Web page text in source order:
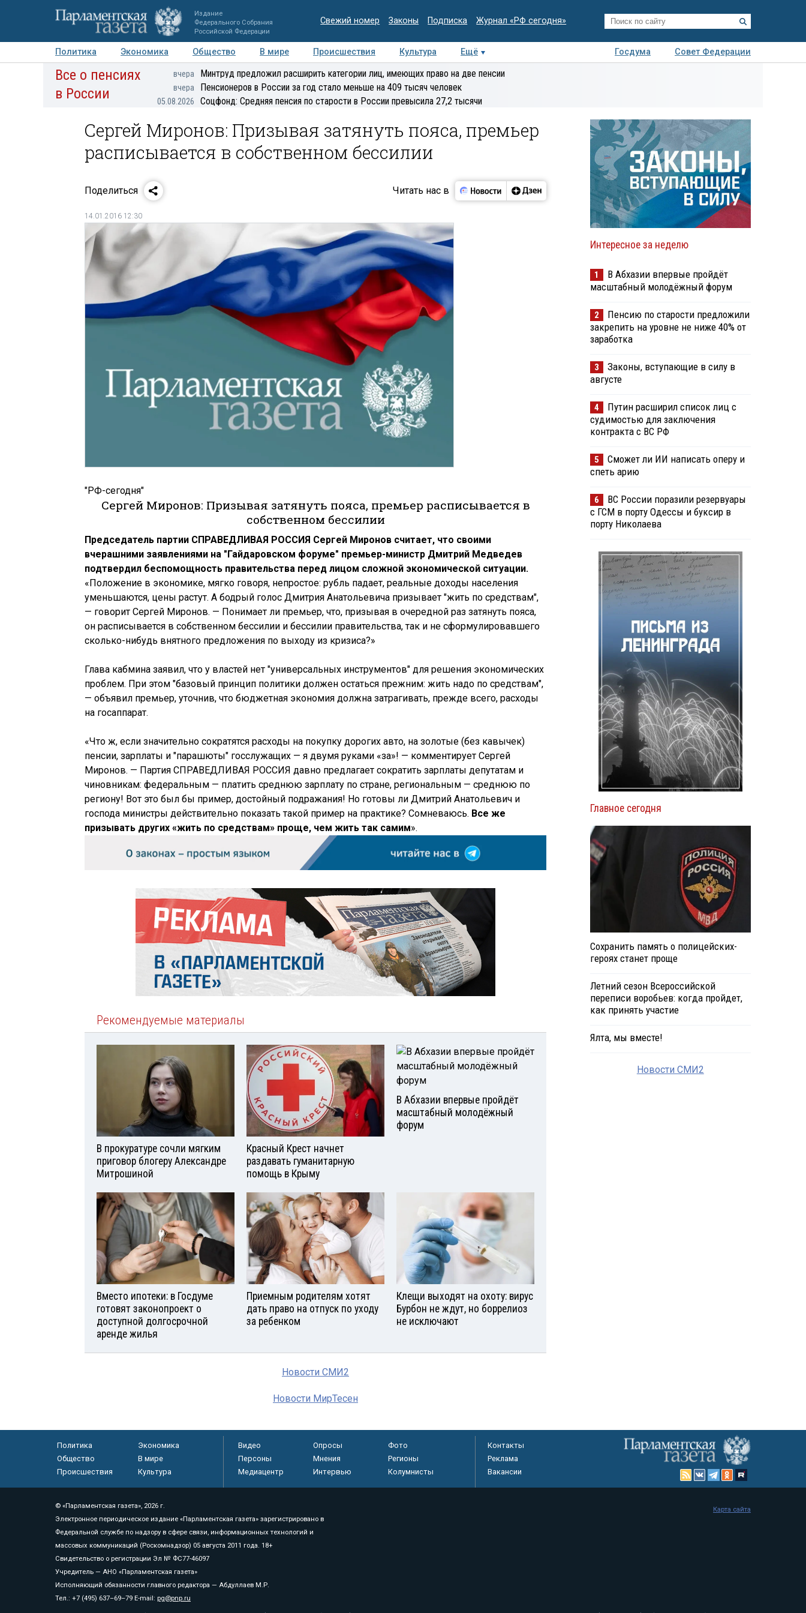
Издание
Федерального Собрания
Российской Федерации
Свежий номер Законы Подписка Журнал «РФ сегодня»
Политика Экономика Общество В мире Происшествия Культура Ещё Госдума
Совет Федерации
Авторы Персоны Мнения Регионы Медиацентр Интервью Колумнисты
Деловая
Все о пенсиях
в России
вчера Минтруд предложил расширить категории лиц, имеющих право на две пенсии
вчера Пенсионеров в России за год стало меньше на 409 тысяч человек
05.08.2026 Соцфонд: Средняя пенсия по старости в России превысила 27,2 тысячи
Сергей Миронов: Призывая затянуть пояса, премьер
расписывается в собственном бессилии
Поделиться Читать нас в
14.01.2016 12:30
"РФ-сегодня"
Сергей Миронов: Призывая затянуть пояса, премьер расписывается в
собственном бессилии
Председатель партии СПРАВЕДЛИВАЯ РОССИЯ Сергей Миронов считает, что своими
вчерашними заявлениями на "Гайдаровском форуме" премьер-министр Дмитрий Медведев
подтвердил беспомощность правительства перед лицом сложной экономической ситуации.
«Положение в экономике, мягко говоря, непростое: рубль падает, реальные доходы населения
уменьшаются, цены растут. А бодрый голос Дмитрия Анатольевича призывает "жить по средствам",
— говорит Сергей Миронов. — Понимает ли премьер, что, призывая в очередной раз затянуть пояса,
он расписывается в собственном бессилии и бессилии правительства, так и не сформулировавшего
сколько-нибудь внятного предложения по выходу из кризиса?»
Глава кабмина заявил, что у властей нет "универсальных инструментов" для решения экономических
проблем. При этом "базовый принцип политики должен остаться прежним: жить надо по средствам",
— объявил премьер, уточнив, что бюджетная экономия должна затрагивать, прежде всего, расходы
на госаппарат.
«Что ж, если значительно сократятся расходы на покупку дорогих авто, на золотые (без кавычек)
пенсии, зарплаты и "парашюты" госслужащих — я двумя руками «за»! — комментирует Сергей
Миронов. — Партия СПРАВЕДЛИВАЯ РОССИЯ давно предлагает сократить зарплаты депутатам и
чиновникам: федеральным — платить среднюю зарплату по стране, региональным — среднюю по
региону! Вот это был бы пример, достойный подражания! Но готовы ли Дмитрий Анатольевич и
господа министры действительно показать такой пример на практике? Сомневаюсь. Все же
призывать других «жить по средствам» проще, чем жить так самим».
Рекомендуемые материалы
В прокуратуре сочли мягким
приговор блогеру Александре
Митрошиной
Красный Крест начнет
раздавать гуманитарную
помощь в Крыму
В Абхазии впервые пройдёт
масштабный молодёжный
форум
Вместо ипотеки: в Госдуме
готовят законопроект о
доступной долгосрочной
аренде жилья
Приемным родителям хотят
дать право на отпуск по уходу
за ребенком
Клещи выходят на охоту: вирус
Бурбон не ждут, но боррелиоз
не исключают
Новости СМИ2
Новости МирТесен
Интересное за неделю
1
В Абхазии впервые пройдёт
масштабный молодёжный форум
2
Пенсию по старости предложили
закрепить на уровне не ниже 40% от
заработка
3
Законы, вступающие в силу в
августе
4
Путин расширил список лиц с
судимостью для заключения
контракта с ВС РФ
5
Сможет ли ИИ написать оперу и
спеть арию
6
ВС России поразили резервуары
с ГСМ в порту Одессы и буксир в
порту Николаева
Главное сегодня
Сохранить память о полицейских-
героях станет проще
Летний сезон Всероссийской
переписи воробьев: когда пройдет,
как принять участие
Ялта, мы вместе!
Новости СМИ2
Политика
Экономика
Общество
В мире
Происшествия
Культура
Видео Опросы
Фото
Персоны
Мнения
Регионы
Медиацентр
Интервью Колумнисты
Контакты
Реклама
Вакансии
© «Парламентская газета», 2026 г.
Электронное периодическое издание «Парламентская газета» зарегистрировано в
Федеральной службе по надзору в сфере связи, информационных технологий и
массовых коммуникаций (Роскомнадзор) 05 августа 2011 года. 18+
Свидетельство о регистрации Эл № ФС77-46097
Учредитель — АНО «Парламентская газета»
Исполняющий обязанности главного редактора — Абдуллаев М.Р.
Тел.: +7 (495) 637–69–79 E-mail: pg@pnp.ru
Карта сайта